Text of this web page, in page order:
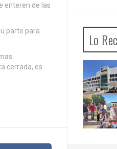
enteren de las
parte para
cerrada, es
Lo